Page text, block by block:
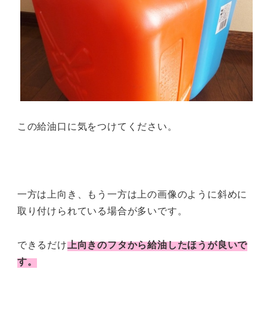
この給油口に気をつけてください。
一方は上向き、もう一方は上の画像のように斜めに
取り付けられている場合が多いです。
できるだけ上向きのフタから給油したほうが良いで
す。